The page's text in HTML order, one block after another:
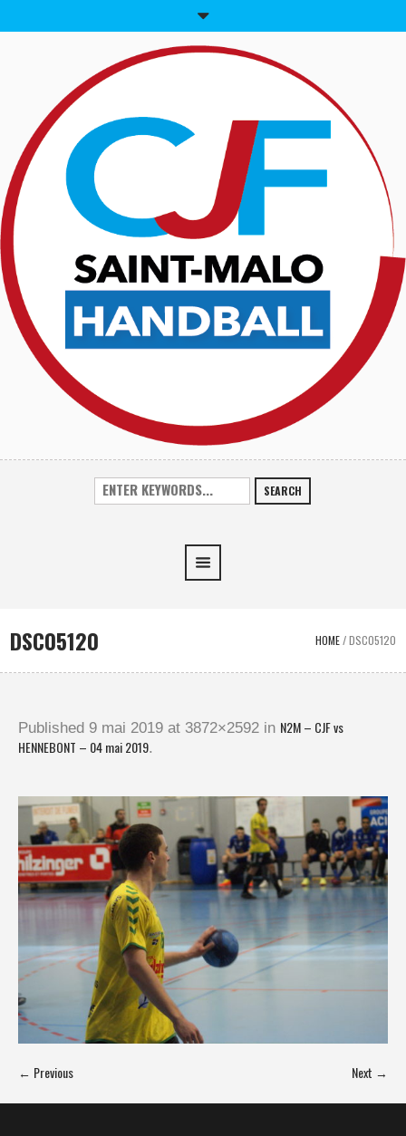
SEARCH
DSC05120 HOME/DSC05120
Published 9 mai 2019 at 3872×2592 in N2M – CJF vs
HENNEBONT – 04 mai 2019.
← Previous Next →